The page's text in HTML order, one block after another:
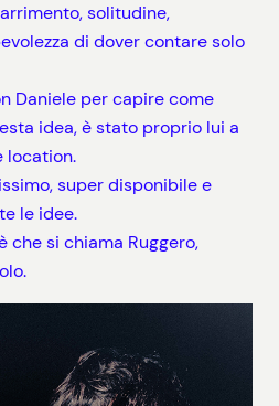
solitudine,
di dover contare solo
Daniele per capire come
idea, è stato proprio lui a
location.
super disponibile e
le idee.
che si chiama Ruggero,